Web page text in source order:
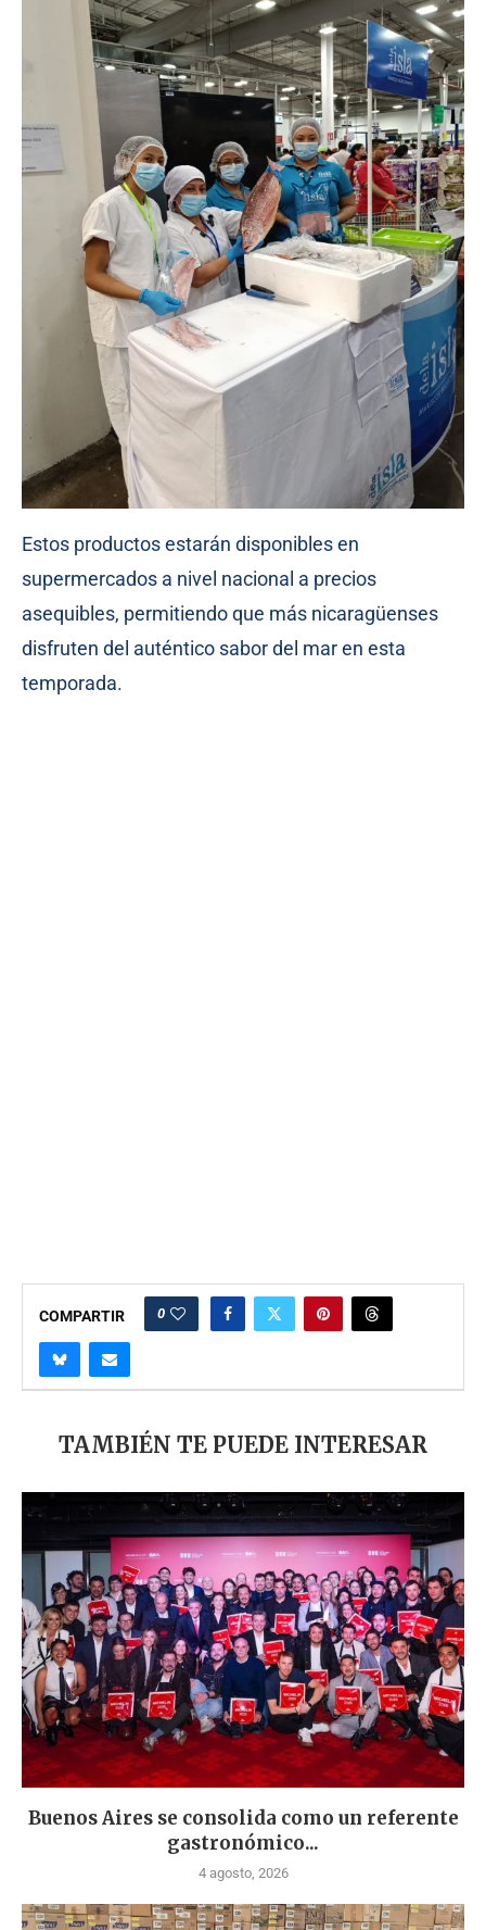
Estos productos estarán disponibles en
supermercados a nivel nacional a precios
asequibles, permitiendo que más nicaragüenses
disfruten del auténtico sabor del mar en esta
temporada.
COMPARTIR 0
TAMBIÉN TE PUEDE INTERESAR
Buenos Aires se consolida como un referente
gastronómico...
4 agosto, 2026